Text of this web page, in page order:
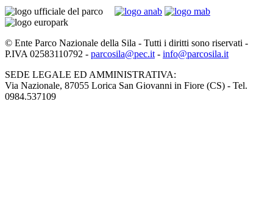
© Ente Parco Nazionale della Sila - Tutti i diritti sono riservati -
P.IVA 02583110792 - parcosila@pec.it - info@parcosila.it
SEDE LEGALE ED AMMINISTRATIVA:
Via Nazionale, 87055 Lorica San Giovanni in Fiore (CS) - Tel.
0984.537109